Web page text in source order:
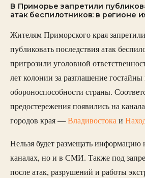
В Приморье запретили
атак беспилотников: в регионе
Жителям Приморского края
публиковать последствия атак
пригрозили уголовной
лет колонии за разглашение
обороноспособности страны.
предостережения появились на
городов края —Владивостокаи
Нельзя будет размещать информацию
каналах, но и в СМИ. Также под
после атак, разрушений и работы